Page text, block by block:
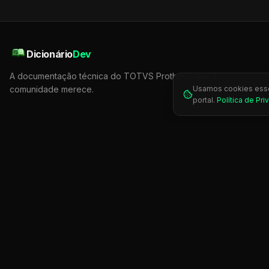
DicionárioDev
A documentação técnica do TOTVS Protheus que a
comunidade merece.
Usamos cookies
portal. Política de